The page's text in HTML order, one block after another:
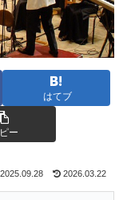
はてブ
ー
2025.09.28 2026.03.22